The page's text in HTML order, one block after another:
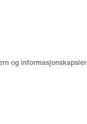
og informasjonskapsler